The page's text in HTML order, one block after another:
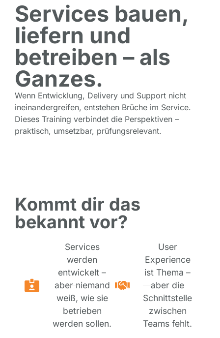
Services bauen,
liefern und
betreiben – als
Ganzes.
Wenn Entwicklung, Delivery und Support nicht
ineinandergreifen, entstehen Brüche im Service.
Dieses Training verbindet die Perspektiven –
praktisch, umsetzbar, prüfungsrelevant.
Kommt dir das
bekannt vor?
Services
werden
entwickelt –
aber niemand
weiß, wie sie
betrieben
werden sollen.
User
Experience
ist Thema –
aber die
Schnittstelle
zwischen
Teams fehlt.